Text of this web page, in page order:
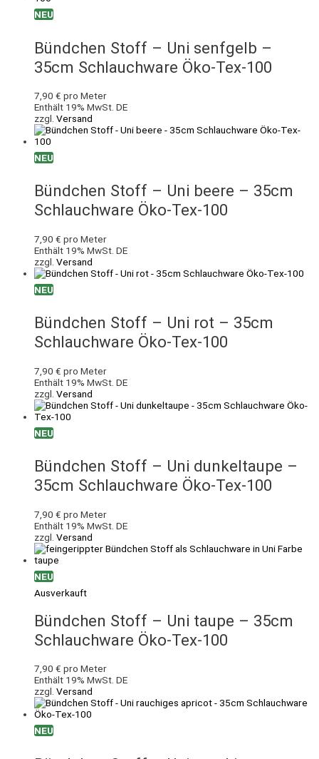
NEU
Bündchen Stoff – Uni senfgelb –
35cm Schlauchware Öko-Tex-100
7,90 € pro Meter
Enthält 19% MwSt. DE
zzgl. Versand
NEU
Bündchen Stoff – Uni beere – 35cm
Schlauchware Öko-Tex-100
7,90 € pro Meter
Enthält 19% MwSt. DE
zzgl. Versand
NEU
Bündchen Stoff – Uni rot – 35cm
Schlauchware Öko-Tex-100
7,90 € pro Meter
Enthält 19% MwSt. DE
zzgl. Versand
NEU
Bündchen Stoff – Uni dunkeltaupe –
35cm Schlauchware Öko-Tex-100
7,90 € pro Meter
Enthält 19% MwSt. DE
zzgl. Versand
NEU
Ausverkauft
Bündchen Stoff – Uni taupe – 35cm
Schlauchware Öko-Tex-100
7,90 € pro Meter
Enthält 19% MwSt. DE
zzgl. Versand
NEU